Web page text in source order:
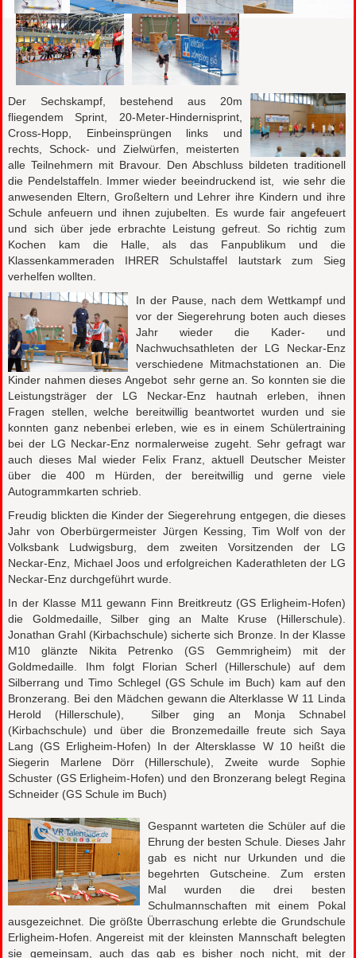
Der Sechskampf, bestehend aus 20m
fliegendem Sprint, 20-Meter-Hindernisprint,
Cross-Hopp, Einbeinsprüngen links und
rechts, Schock- und Zielwürfen, meisterten
alle Teilnehmern mit Bravour. Den Abschluss bildeten traditionell
die Pendelstaffeln. Immer wieder beeindruckend ist, wie sehr die
anwesenden Eltern, Großeltern und Lehrer ihre Kindern und ihre
Schule anfeuern und ihnen zujubelten. Es wurde fair angefeuert
und sich über jede erbrachte Leistung gefreut. So richtig zum
Kochen kam die Halle, als das Fanpublikum und die
Klassenkammeraden IHRER Schulstaffel lautstark zum Sieg
verhelfen wollten.
In der Pause, nach dem Wettkampf und
vor der Siegerehrung boten auch dieses
Jahr wieder die Kader- und
Nachwuchsathleten der LG Neckar-Enz
verschiedene Mitmachstationen an. Die
Kinder nahmen dieses Angebot sehr gerne an. So konnten sie die
Leistungsträger der LG Neckar-Enz hautnah erleben, ihnen
Fragen stellen, welche bereitwillig beantwortet wurden und sie
konnten ganz nebenbei erleben, wie es in einem Schülertraining
bei der LG Neckar-Enz normalerweise zugeht. Sehr gefragt war
auch dieses Mal wieder Felix Franz, aktuell Deutscher Meister
über die 400 m Hürden, der bereitwillig und gerne viele
Autogrammkarten schrieb.
Freudig blickten die Kinder der Siegerehrung entgegen, die dieses
Jahr von Oberbürgermeister Jürgen Kessing, Tim Wolf von der
Volksbank Ludwigsburg, dem zweiten Vorsitzenden der LG
Neckar-Enz, Michael Joos und erfolgreichen Kaderathleten der LG
Neckar-Enz durchgeführt wurde.
In der Klasse M11 gewann Finn Breitkreutz (GS Erligheim-Hofen)
die Goldmedaille, Silber ging an Malte Kruse (Hillerschule).
Jonathan Grahl (Kirbachschule) sicherte sich Bronze. In der Klasse
M10 glänzte Nikita Petrenko (GS Gemmrigheim) mit der
Goldmedaille. Ihm folgt Florian Scherl (Hillerschule) auf dem
Silberrang und Timo Schlegel (GS Schule im Buch) kam auf den
Bronzerang. Bei den Mädchen gewann die Alterklasse W 11 Linda
Herold (Hillerschule), Silber ging an Monja Schnabel
(Kirbachschule) und über die Bronzemedaille freute sich Saya
Lang (GS Erligheim-Hofen) In der Altersklasse W 10 heißt die
Siegerin Marlene Dörr (Hillerschule), Zweite wurde Sophie
Schuster (GS Erligheim-Hofen) und den Bronzerang belegt Regina
Schneider (GS Schule im Buch)
Gespannt warteten die Schüler auf die
Ehrung der besten Schule. Dieses Jahr
gab es nicht nur Urkunden und die
begehrten Gutscheine. Zum ersten
Mal wurden die drei besten
Schulmannschaften mit einem Pokal
ausgezeichnet. Die größte Überraschung erlebte die Grundschule
Erligheim-Hofen. Angereist mit der kleinsten Mannschaft belegten
sie gemeinsam, auch das gab es bisher noch nicht, mit der